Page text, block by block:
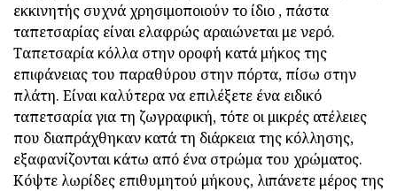
εκκινητής συχνά χρησιμοποιούν το ίδιο , πάστα
ταπετσαρίας είναι ελαφρώς αραιώνεται με νερό.
Ταπετσαρία κόλλα στην οροφή κατά μήκος της
επιφάνειας του παραθύρου στην πόρτα, πίσω στην
πλάτη. Είναι καλύτερα να επιλέξετε ένα ειδικό
ταπετσαρία για τη ζωγραφική, τότε οι μικρές ατέλειες
που διαπράχθηκαν κατά τη διάρκεια της κόλλησης,
εξαφανίζονται κάτω από ένα στρώμα του χρώματος.
Κόψτε λωρίδες επιθυμητού μήκους, λιπάνετε μέρος της